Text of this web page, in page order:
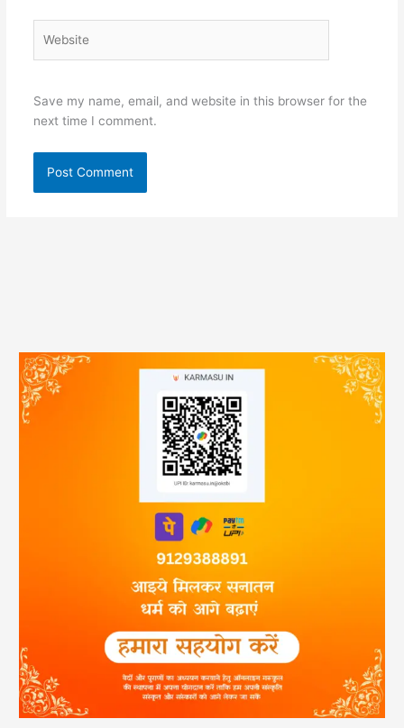
Save my name, email, and website in this browser for the
next time I comment.